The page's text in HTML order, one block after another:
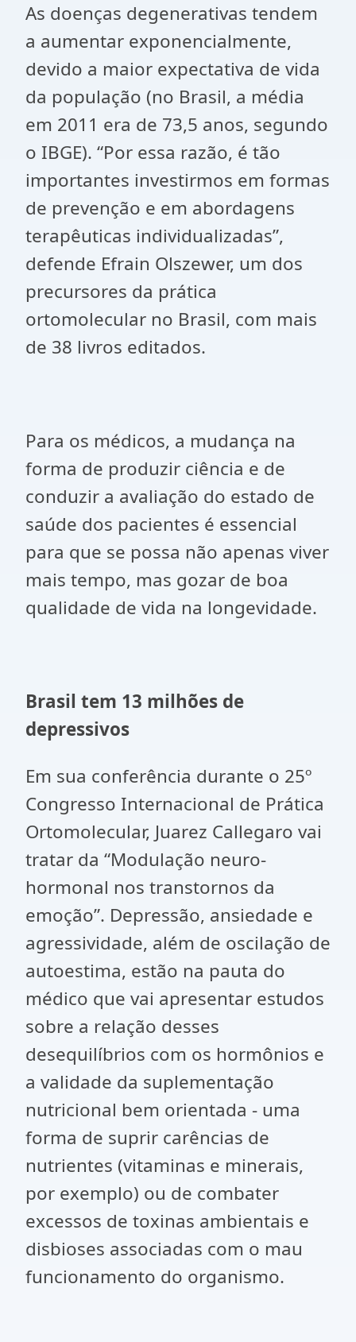
As doenças degenerativas tendem
a aumentar exponencialmente,
devido a maior expectativa de vida
da população (no Brasil, a média
em 2011 era de 73,5 anos, segundo
o IBGE). “Por essa razão, é tão
importantes investirmos em formas
de prevenção e em abordagens
terapêuticas individualizadas”,
defende Efrain Olszewer, um dos
precursores da prática
ortomolecular no Brasil, com mais
de 38 livros editados.
Para os médicos, a mudança na
forma de produzir ciência e de
conduzir a avaliação do estado de
saúde dos pacientes é essencial
para que se possa não apenas viver
mais tempo, mas gozar de boa
qualidade de vida na longevidade.
Brasil tem 13 milhões de
depressivos
Em sua conferência durante o 25º
Congresso Internacional de Prática
Ortomolecular, Juarez Callegaro vai
tratar da “Modulação neuro-
hormonal nos transtornos da
emoção”. Depressão, ansiedade e
agressividade, além de oscilação de
autoestima, estão na pauta do
médico que vai apresentar estudos
sobre a relação desses
desequilíbrios com os hormônios e
a validade da suplementação
nutricional bem orientada - uma
forma de suprir carências de
nutrientes (vitaminas e minerais,
por exemplo) ou de combater
excessos de toxinas ambientais e
disbioses associadas com o mau
funcionamento do organismo.